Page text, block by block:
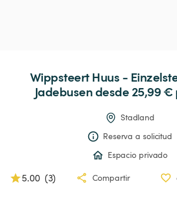
WippsteertHuus -
Jadebusen desde 25,99 €
Stadland
Reserva a solicitud
Espacio privado
5.00 (3) Compartir